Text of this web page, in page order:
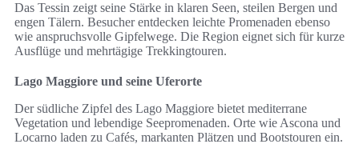
Das Tessin zeigt seine Stärke in klaren Seen, steilen Bergen und
engen Tälern. Besucher entdecken leichte Promenaden ebenso
wie anspruchsvolle Gipfelwege. Die Region eignet sich für kurze
Ausflüge und mehrtägige Trekkingtouren.
Lago Maggiore und seine Uferorte
Der südliche Zipfel des Lago Maggiore bietet mediterrane
Vegetation und lebendige Seepromenaden. Orte wie Ascona und
Locarno laden zu Cafés, markanten Plätzen und Bootstouren ein.